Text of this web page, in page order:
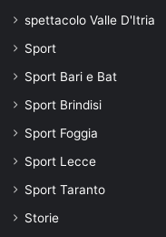
spettacolo Valle D'Itria
Sport
Sport Bari e Bat
Sport Brindisi
Sport Foggia
Sport Lecce
Sport Taranto
Storie